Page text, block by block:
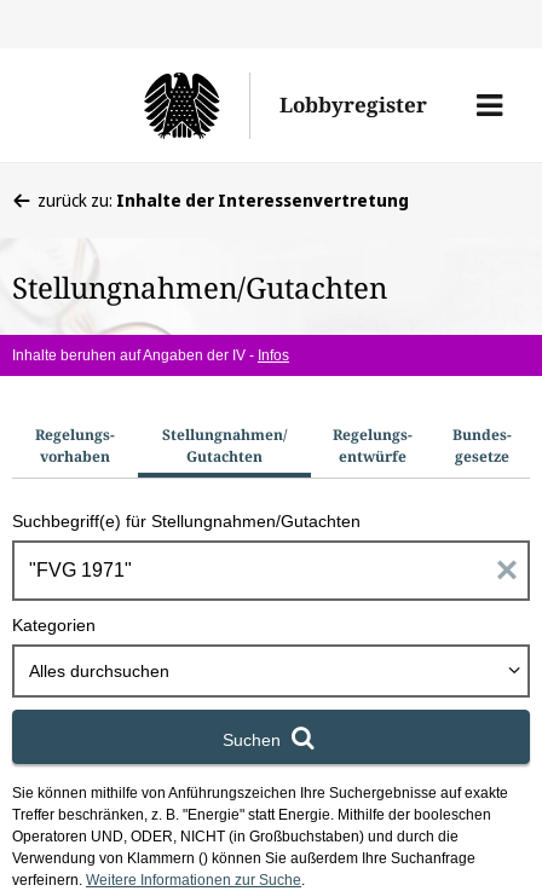
den
Lobbyregister
Menü
befinden
hier:
zurück zu: Inhalte der Interessenvertretung
Stellungnahmen/Gutachten
Inhalte beruhen auf Angaben der IV - Infos
u
c
h
o
Regelungs­
vorhaben
Stellungnahmen/​
Gutachten
Regelungs­
entwürfe
Bundes­
gesetze
Suchbegriff(e) für Stellungnahmen/Gutachten
n
g
a
Kategorien
Alles durchsuchen
Suchen
Sie können mithilfe von Anführungszeichen Ihre Suchergebnisse auf exakte
Treffer beschränken, z. B. "Energie" statt Energie. Mithilfe der booleschen
Operatoren UND, ODER, NICHT (in Großbuchstaben) und durch die
Verwendung von Klammern () können Sie außerdem Ihre Suchanfrage
verfeinern. Weitere Informationen zur Suche